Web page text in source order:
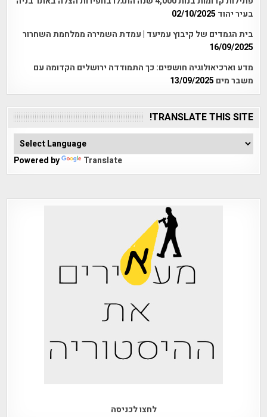
בעיר יהוד 02/10/2025
בית הגמדים של קיבוץ עמיעד | עמדת השמירה ממלחמת השחרור
16/09/2025
מדע וארכיאולוגיה חושפים: כך התמודדה ירושלים הקדומה עם
משבר מים 13/09/2025
TRANSLATE THIS SITE!
Powered by Translate
לחצו לכניסה